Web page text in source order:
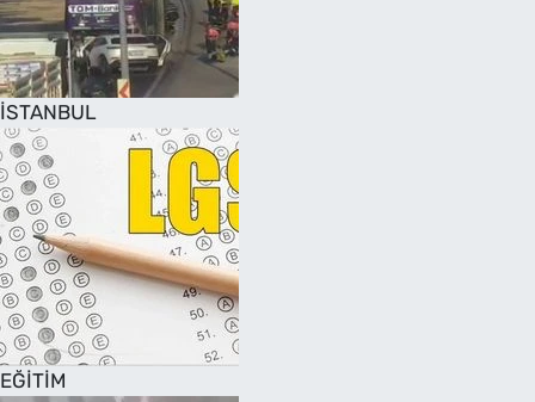
İSTANBUL
EĞİTİM